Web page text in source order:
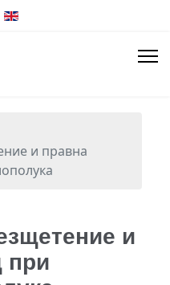
и правна
и
при